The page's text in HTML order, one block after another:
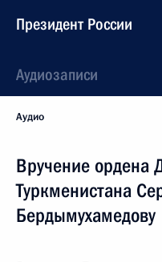
Президент России
Аудиозаписи
Аудио
Вручение ордена
Туркменистана
Бердымухамедову